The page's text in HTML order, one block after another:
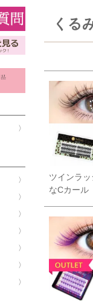
くる
ツインラ
なCカール